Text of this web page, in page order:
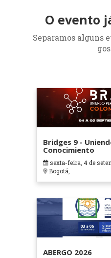
O evento
Separamos alguns
Bridges 9 -
Conocimiento
sexta-feira, 4 de
Bogotá,
ABERGO 2026